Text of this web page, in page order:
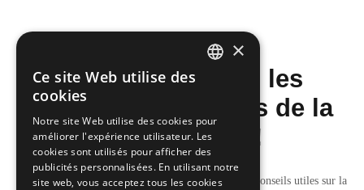
Ne manquez pas les
dernières nouvelles de la
construction!
Recevez nos mises à jour hebdomadaires pleines de conseils utiles sur la
×
Ce site Web utilise des
cookies
Notre site Web utilise des cookies pour
améliorer l'expérience utilisateur. Les
cookies sont utilisés pour afficher des
publicités personnalisées. En utilisant notre
site web, vous acceptez tous les cookies